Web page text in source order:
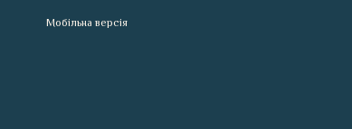
Мобільна версія